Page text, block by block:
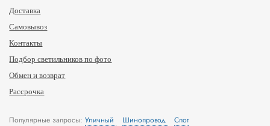
Доставка
Самовывоз
Контакты
Подбор светильников по фото
Обмен и возврат
Рассрочка
Популярные запросы:Уличный Шинопровод Спот